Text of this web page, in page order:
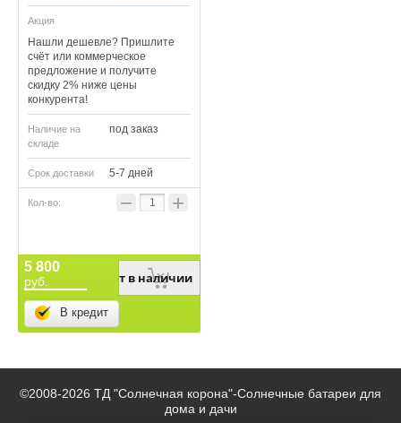
Акция
Нашли дешевле? Пришлите
счёт или коммерческое
предложение и получите
скидку 2% ниже цены
конкурента!
Наличие на
складе
под заказ
Срок доставки 5-7 дней
− +
5 800
руб. Нет в наличии
В кредит
©2008-2026 ТД "Солнечная корона"-Солнечные батареи для
дома и дачи